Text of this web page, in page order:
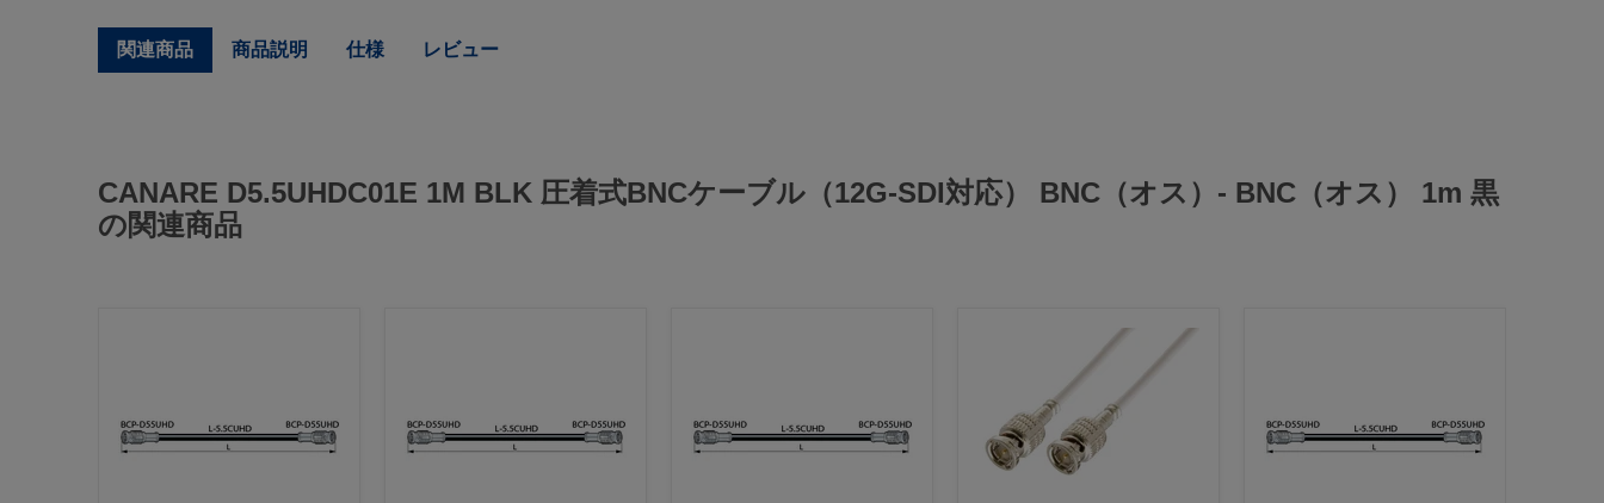
関連商品 商品説明 仕様 レビュー
CANARE D5.5UHDC01E 1M BLK 圧着式BNCケーブル（12G-SDI対応） BNC（オス）- BNC（オス） 1m 黒
の関連商品